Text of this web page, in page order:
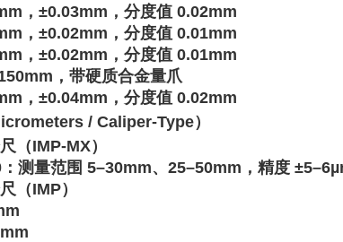
，±0.03mm，分度值 0.02mm
，±0.02mm，分度值 0.01mm
，±0.02mm，分度值 0.01mm
，带硬质合金量爪
，±0.04mm，分度值 0.02mm
/ Caliper-Type）
（IMP-MX）
：测量范围 5–30mm、25–50mm，精度
（IMP）